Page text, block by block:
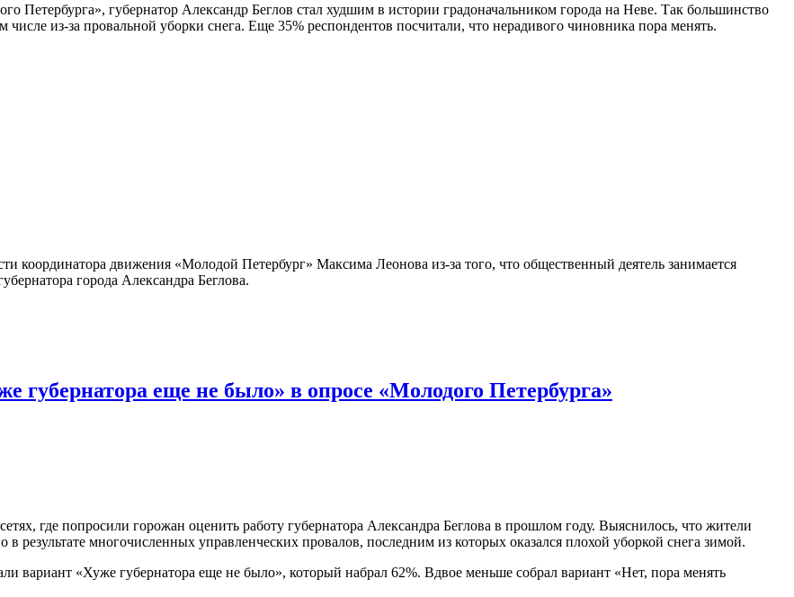
Петербурга», губернатор Александр Беглов стал худшим в истории градоначальником города на Неве. Так большинство
из-за провальной уборки снега. Еще 35% респондентов посчитали, что нерадивого чиновника пора менять.
движения «Молодой Петербург» Максима Леонова из-за того, что общественный деятель занимается
города Александра Беглова.
губернатора еще не было» в опросе «Молодого Петербурга»
где попросили горожан оценить работу губернатора Александра Беглова в прошлом году. Выяснилось, что жители
результате многочисленных управленческих провалов, последним из которых оказался плохой уборкой снега зимой.
вариант «Хуже губернатора еще не было», который набрал 62%. Вдвое меньше собрал вариант «Нет, пора менять